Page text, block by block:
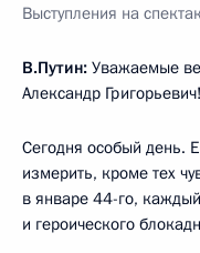
Выступления на
В.Путин: Уважаемые
Александр
Сегодня особый день.
измерить, кроме тех
в январе 44-го,
и героического